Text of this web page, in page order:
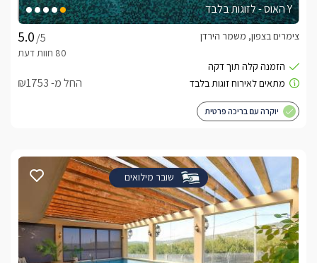
Y האוס - לזוגות בלבד
/5
צימרים בצפון, משמר הירדן
החל מ- ₪1753
יוקרה עם בריכה פרטית
שובר מילואים